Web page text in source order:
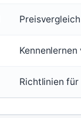
Richtlinien für